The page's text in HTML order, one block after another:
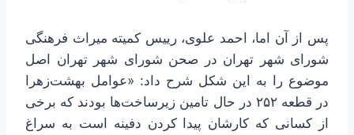
پس از آن اما، احمد علوی، رییس کمیته میراث فرهنگی
شورای شهر تهران در صحن شورای شهر تهران اصل
موضوع را به این شکل شرح داد: «عوامل بهشت‌زهرا
در قطعه ۲۵۲ در حال تامین زیرساخت‌ها بودند که برخی
از کسانی که کارشان پیدا کردن دفینه است به سراغ